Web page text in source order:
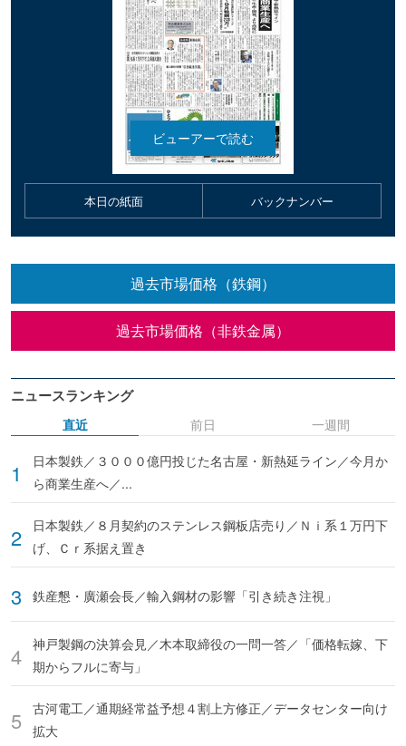
本日の紙面 バックナンバー
過去市場価格（鉄鋼）
過去市場価格（非鉄金属）
ニュースランキング
直近
日本製鉄／３０００億円投じた名古屋・新熱延ライン／今月か
ら商業生産へ／...
日本製鉄／８月契約のステンレス鋼板店売り／Ｎｉ系１万円下
げ、Ｃｒ系据え置き
鉄産懇・廣瀬会長／輸入鋼材の影響「引き続き注視」
神戸製鋼の決算会見／木本取締役の一問一答／「価格転嫁、下
期からフルに寄与」
古河電工／通期経常益予想４割上方修正／データセンター向け
拡大
前日 一週間